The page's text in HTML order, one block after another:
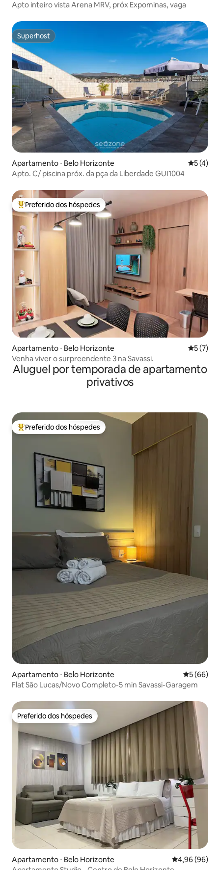
Apto inteiro vista Arena MRV, próx Expominas, vaga
Superhost
Superhost
Apartamento ⋅ Belo Horizonte 5 de
5 (4)
Apto. C/ piscina próx. da pça da Liberdade GUI1004
Entre os melhores preferidos dos hóspedes
Preferido dos hóspedes
Apartamento ⋅ Belo Horizonte 5 de
5 (7)
Venha viver o surpreendente 3 na Savassi.
Aluguel por temporada de apartamento
privativos
Entre os melhores preferidos dos hóspedes
Preferido dos hóspedes
Apartamento ⋅ Belo Horizonte 5 de uma
5 (66)
Flat São Lucas/Novo Completo-5 min Savassi-Garagem
Preferido dos hóspedes
Preferido dos hóspedes
Apartamento ⋅ Belo Horizonte 4,96 de uma
4,96 (96)